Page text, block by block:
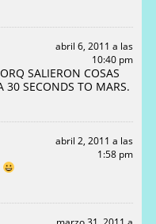
abril 6, 2011 a las
10:40 pm
SALIERON COSAS
30 SECONDS TO MARS.
abril 2, 2011 a las
1:58 pm